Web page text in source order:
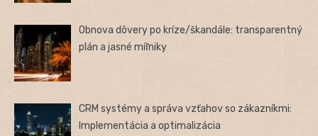
Obnova dôvery po kríze/škandále: transparentný
plán a jasné míľniky
CRM systémy a správa vzťahov so zákazníkmi:
Implementácia a optimalizácia